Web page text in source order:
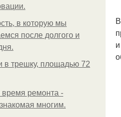
в которую мы
после долгого и
в трешку, площадью 72
ремонта -
многим.